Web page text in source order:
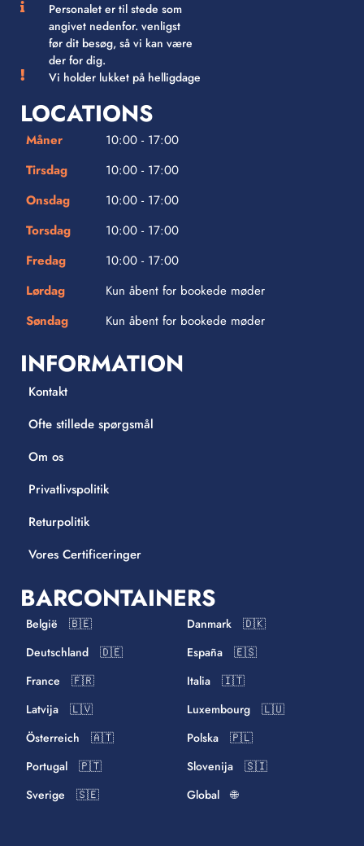
Personalet er til stede som
angivet nedenfor. venligst
før dit besøg, så vi kan være
der for dig.
Vi holder lukket på helligdage
LOCATIONS
Måner
10:00 - 17:00
Tirsdag
10:00 - 17:00
Onsdag
10:00 - 17:00
Torsdag
10:00 - 17:00
Fredag
10:00 - 17:00
Lørdag
Kun åbent for bookede møder
Søndag
Kun åbent for bookede møder
INFORMATION
Kontakt
Ofte stillede spørgsmål
Om os
Privatlivspolitik
Returpolitik
Vores Certificeringer
BARCONTAINERS
België 🇧🇪
Danmark 🇩🇰
Deutschland 🇩🇪
España 🇪🇸
France 🇫🇷
Italia 🇮🇹
Latvija 🇱🇻
Luxembourg 🇱🇺
Österreich 🇦🇹
Polska 🇵🇱
Portugal 🇵🇹
Slovenija 🇸🇮
Sverige 🇸🇪
Global 🌐